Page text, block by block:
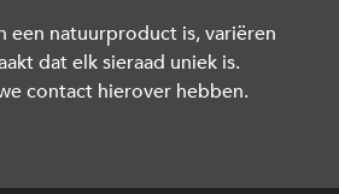
een natuurproduct is, variëren
dat elk sieraad uniek is.
contact hierover hebben.